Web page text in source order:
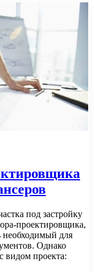
под застройку
проектировщика,
необходимый для
Однако
видом проекта: